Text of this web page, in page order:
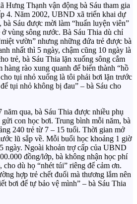
Hưng Thạnh vận động bà Sáu tham gia
4. Năm 2002, UBND xã triển khai dự
bà Sáu được mời làm “huấn luyện viên”
vùng sông nước. Bà Sáu Thia dù chỉ
vườn” nhưng những đứa trẻ được bà
nhất thì 5 ngày, chậm cũng 10 ngày là
trẻ, bà Sáu Thia lặn xuống sông cắm
hàng rào xung quanh để biến thành “hồ
tụi nhỏ xuống là tôi phải bơi lặn trước
tụi nhỏ không bị đau” – bà Sáu cho
năm qua, bà Sáu Thia được nhiều phụ
con học bơi. Trung bình mỗi năm, bà
240 trẻ từ 7 – 15 tuổi. Thời gian mở
lũ sắp về. Mỗi buổi học khoảng 1 giờ
ngày. Ngoài khoản trợ cấp của UBND
đồng/lớp, bà không nhận học phí
dù họ “nhét túi” riêng để cảm ơn.
hợp trẻ chết đuối mà thương lắm nên
bơi để tự bảo vệ mình” – bà Sáu Thia